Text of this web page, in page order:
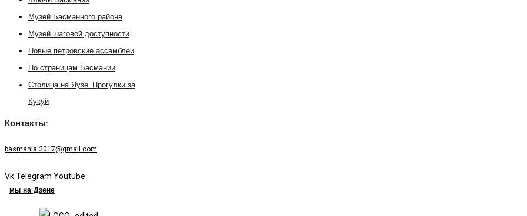
Музей Басманного района
Музей шаговой доступности
Новые петровские ассамблеи
По страницам Басмании
Столица на Яузе. Прогулки за
Кукуй
Контакты:
basmania.2017@gmail.com
VkTelegram Youtube
мы на Дзене